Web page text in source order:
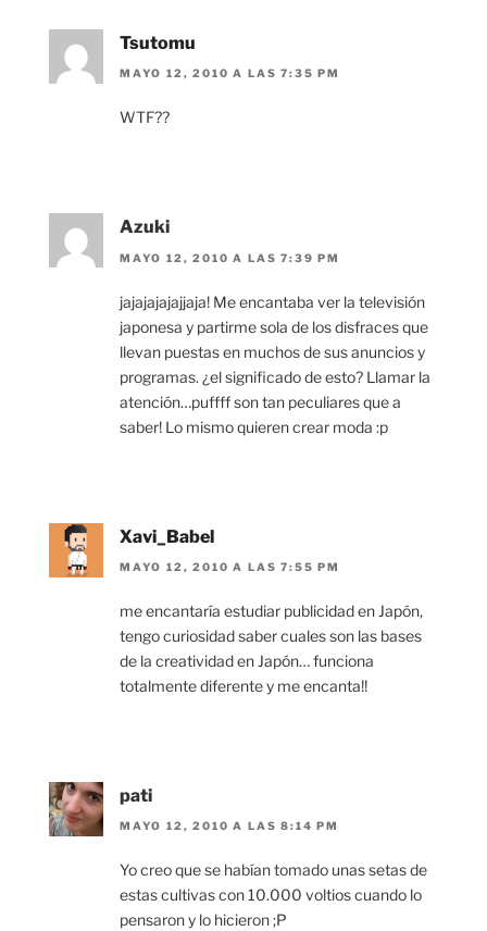
Tsutomu
MAYO 12, 2010 A LAS 7:35 PM
WTF??
Azuki
MAYO 12, 2010 A LAS 7:39 PM
jajajajajajjaja! Me encantaba ver la televisión
japonesa y partirme sola de los disfraces que
llevan puestas en muchos de sus anuncios y
programas. ¿el significado de esto? Llamar la
atención…puffff son tan peculiares que a
saber! Lo mismo quieren crear moda :p
Xavi_Babel
MAYO 12, 2010 A LAS 7:55 PM
me encantaría estudiar publicidad en Japón,
tengo curiosidad saber cuales son las bases
de la creatividad en Japón… funciona
totalmente diferente y me encanta!!
pati
MAYO 12, 2010 A LAS 8:14 PM
Yo creo que se habían tomado unas setas de
estas cultivas con 10.000 voltios cuando lo
pensaron y lo hicieron ;P